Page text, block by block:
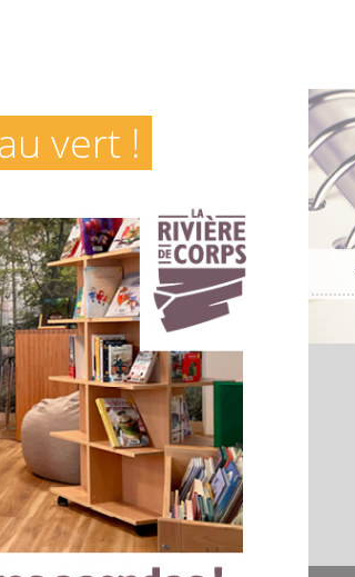
vert !